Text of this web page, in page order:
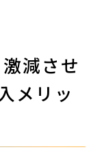
減させ
メリッ